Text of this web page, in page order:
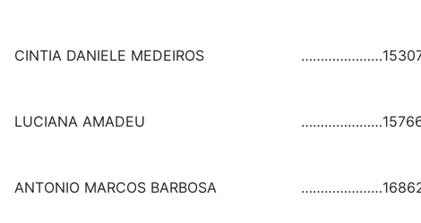
CINTIA DANIELE MEDEIROS …………………
LUCIANA AMADEU …………………
ANTONIO MARCOS BARBOSA …………………